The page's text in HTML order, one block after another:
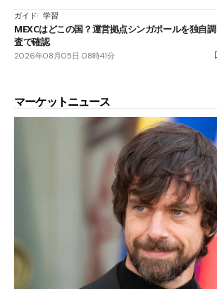
ガイド 学習
MEXCはどこの国？運営拠点シンガポールを独自調
査で確認
2026年08月05日 08時41分
マーケットニュース